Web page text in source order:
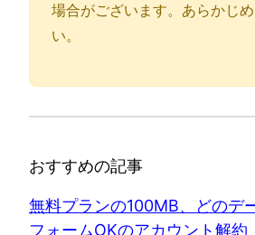
場合がございます。あらかじ
い。
おすすめの記事
無料プランの100MB、どのデ
フォームOKのアカウント解約